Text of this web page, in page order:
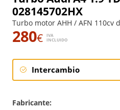
028145702HX
Turbo motor AHH / AFN 110cv
280€
IVA
INCLUIDO
Intercambio
Fabricante: